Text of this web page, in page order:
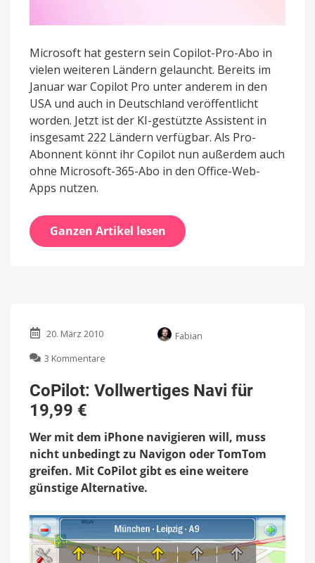
Microsoft hat gestern sein Copilot-Pro-Abo in
vielen weiteren Ländern gelauncht. Bereits im
Januar war Copilot Pro unter anderem in den
USA und auch in Deutschland veröffentlicht
worden. Jetzt ist der KI-gestützte Assistent in
insgesamt 222 Ländern verfügbar. Als Pro-
Abonnent könnt ihr Copilot nun außerdem auch
ohne Microsoft-365-Abo in den Office-Web-
Apps nutzen.
Ganzen Artikel lesen
20. März 2010
Fabian
3 Kommentare
Vollwertiges
Navi
€
CoPilot: Vollwertiges Navi für
19,99 €
Wer mit dem iPhone navigieren will, muss
nicht unbedingt zu Navigon oder TomTom
greifen. Mit CoPilot gibt es eine weitere
günstige Alternative.